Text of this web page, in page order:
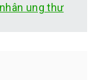
ung thư